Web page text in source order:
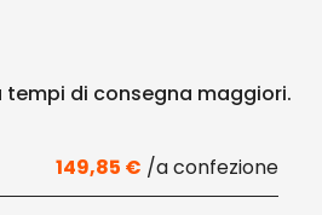
di consegna maggiori.
149,85 €